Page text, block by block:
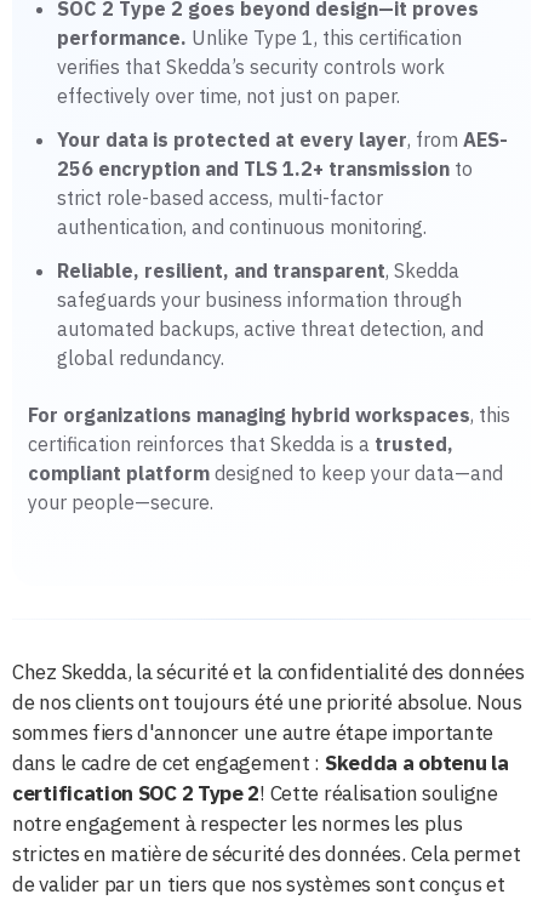
SOC 2 Type 2 goes beyond design—it proves
performance. Unlike Type 1, this certification
verifies that Skedda’s security controls work
effectively over time, not just on paper.
Your data is protected at every layer, from AES-
256 encryption and TLS 1.2+ transmission to
strict role-based access, multi-factor
authentication, and continuous monitoring.
Reliable, resilient, and transparent, Skedda
safeguards your business information through
automated backups, active threat detection, and
global redundancy.
For organizations managing hybrid workspaces, this
certification reinforces that Skedda is a trusted,
compliant platform designed to keep your data—and
your people—secure.
Chez Skedda, la sécurité et la confidentialité des données
de nos clients ont toujours été une priorité absolue. Nous
sommes fiers d'annoncer une autre étape importante
dans le cadre de cet engagement : Skedda a obtenu la
certification SOC 2 Type 2! Cette réalisation souligne
notre engagement à respecter les normes les plus
strictes en matière de sécurité des données. Cela permet
de valider par un tiers que nos systèmes sont conçus et